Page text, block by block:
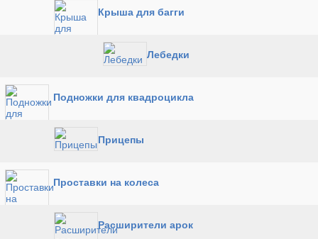
Крыша для багги
Лебедки
Подножки для квадроцикла
Прицепы
Проставки на колеса
Расширители арок